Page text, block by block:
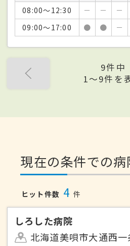
08:00～12:30
－ － －
09:00～17:00
● ● －
9件中
1〜9件を
現在の条件での
ヒット件数 4 件
しろした病院
北海道美唄市大通西